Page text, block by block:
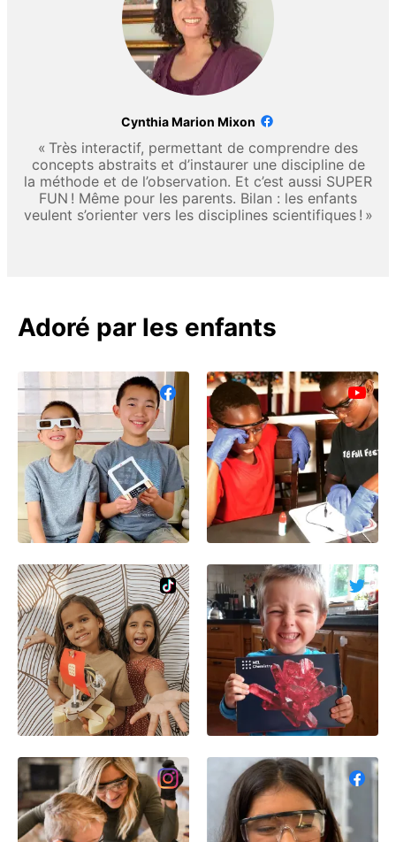
Cynthia Marion Mixon
« Très interactif, permettant de comprendre des
concepts abstraits et d’instaurer une discipline de
la méthode et de l’observation. Et c’est aussi SUPER
FUN ! Même pour les parents. Bilan : les enfants
veulent s’orienter vers les disciplines scientifiques ! »
Adoré par les enfants